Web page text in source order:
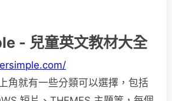
- 兒童英文教材大全
角就有一些分類可以選擇，包括